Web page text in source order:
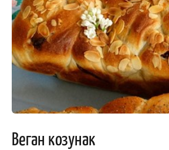
Веган козунак